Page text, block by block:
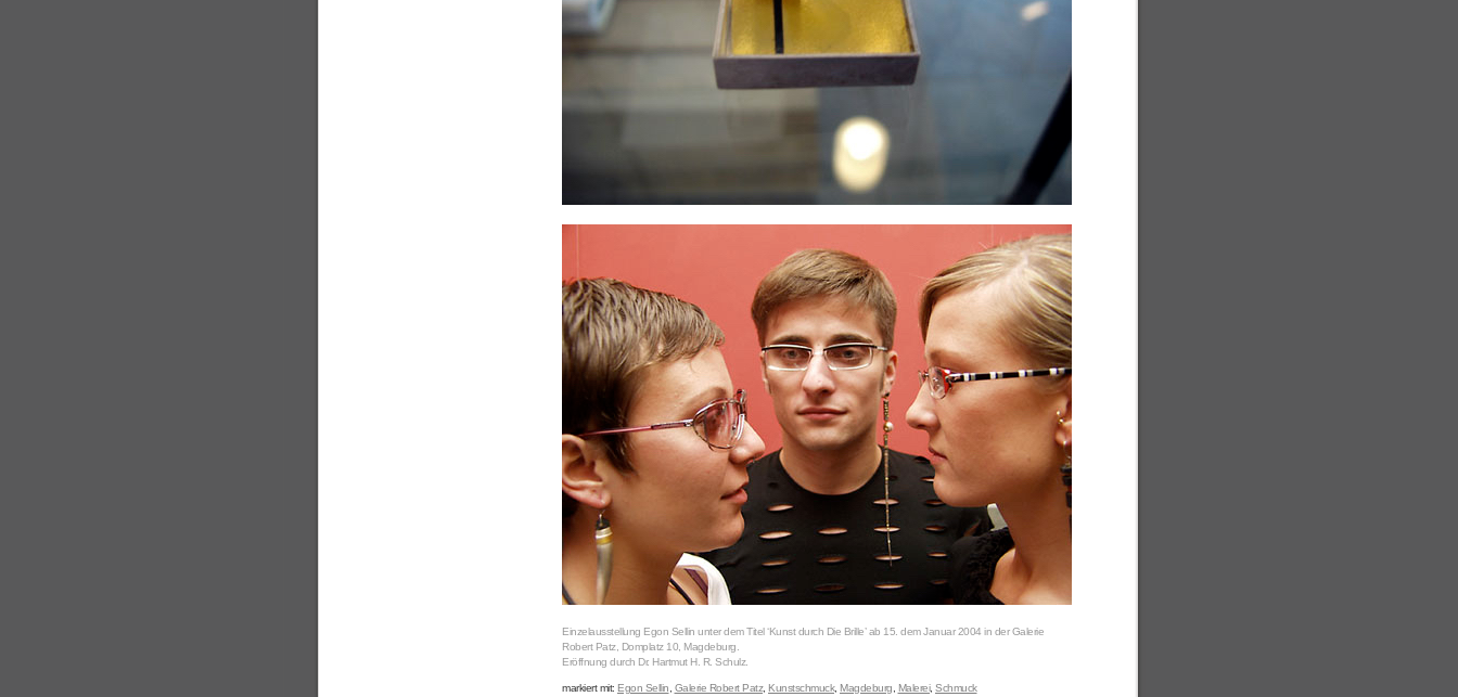
Einzelausstellung Egon Sellin unter dem Titel ‘Kunst durch Die Brille’ ab 15. dem Januar 2004 in der Galerie
Robert Patz, Domplatz 10, Magdeburg.
Eröffnung durch Dr. Hartmut H. R. Schulz.
markiert mit: Egon Sellin Galerie Robert Patz, Kunstschmuck, Magdeburg Malerei, Schmuck